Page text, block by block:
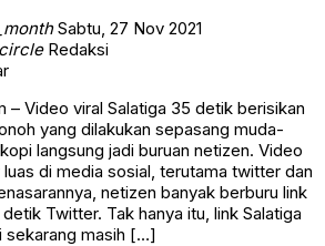
Sabtu, 27 Nov 2021
Redaksi
– Video viral Salatiga 35 detik berisikan
yang dilakukan sepasang muda-
langsung jadi buruan netizen. Video
di media sosial, terutama twitter dan
netizen banyak berburu link
Twitter. Tak hanya itu, link Salatiga
sekarang masih […]